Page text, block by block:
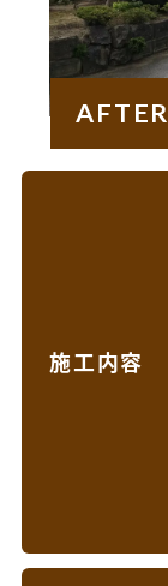
AFTER
施工内容